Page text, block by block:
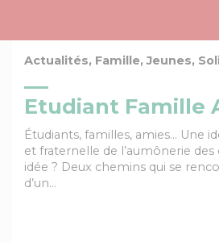
Actualités, Famille, Jeunes,
Etudiant Famille
Étudiants, familles, amies… Une
et fraternelle de l’aumônerie des
idée ? Deux chemins qui se
d’un…